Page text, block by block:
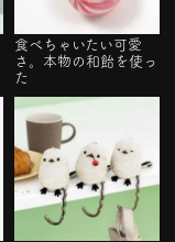
食べちゃいたい可愛
さ。本物の和飴を使っ
た